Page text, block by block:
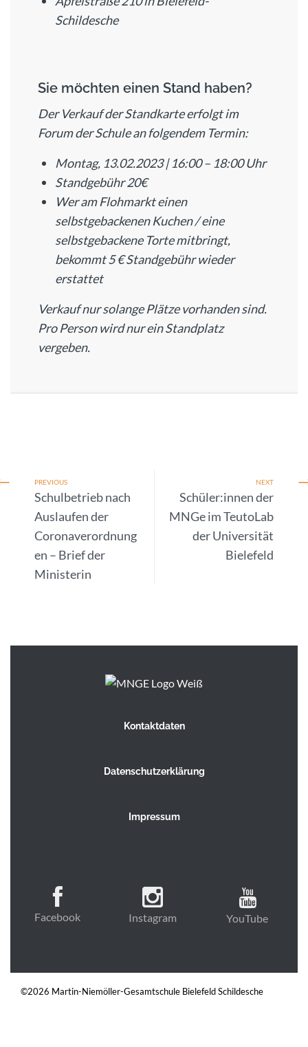
Schildesche
Sie möchten einen Stand haben?
Der Verkauf der Standkarte erfolgt im
Forum der Schule an folgendem Termin:
Montag, 13.02.2023| 16:00 – 18:00 Uhr
Standgebühr 20€
Wer am Flohmarkt einen
selbstgebackenen Kuchen / eine
selbstgebackene Torte mitbringt,
bekommt 5 € Standgebühr wieder
erstattet
Verkauf nur solange Plätze vorhanden sind.
Pro Person wird nur ein Standplatz
vergeben.
PREVIOUS
Schulbetrieb nach
Auslaufen der
Coronaverordnung
en – Brief der
Ministerin
NEXT
Schüler:innen der
MNGe im TeutoLab
der Universität
Bielefeld
Kontaktdaten
Datenschutzerklärung
Impressum
Facebook Instagram YouTube
©2026 Martin-Niemöller-Gesamtschule Bielefeld Schildesche